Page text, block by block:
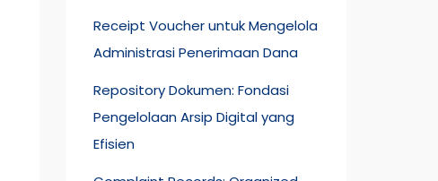
Receipt Voucher untuk Mengelola
Administrasi Penerimaan Dana
Repository Dokumen: Fondasi
Pengelolaan Arsip Digital yang
Efisien